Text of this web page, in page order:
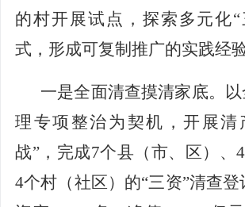
的村开展试点，探索多元化
式，形成可复制推广的实践经验
一是全面清查摸清家底。 以
理专项整治为 契机，开展清
战”， 完成7个县（市、区）、
4个村（社区）的“三资”清查